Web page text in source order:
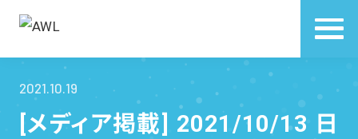
2021.10.19
[メディア掲載] 2021/10/13 日